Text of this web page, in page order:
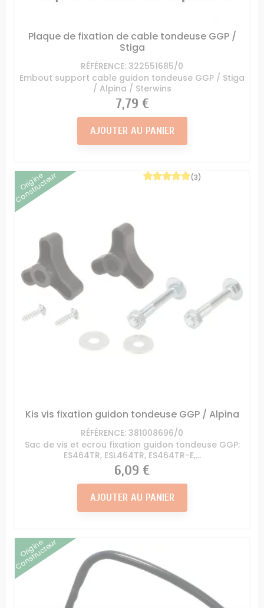
Plaque de fixation de cable tondeuse GGP /
Stiga
RÉFÉRENCE: 322551685/0
Embout support cable guidon tondeuse GGP / Stiga
/ Alpina / Sterwins
Prix
7,79 €
AJOUTER AU PANIER
Origine
Constructeur
Kis vis fixation guidon tondeuse GGP / Alpina
RÉFÉRENCE: 381008696/0
Sac de vis et ecrou fixation guidon tondeuse GGP:
ES464TR, ESL464TR, ES464TR-E,...
(3)
Prix
6,09 €
AJOUTER AU PANIER
Origine
Constructeur